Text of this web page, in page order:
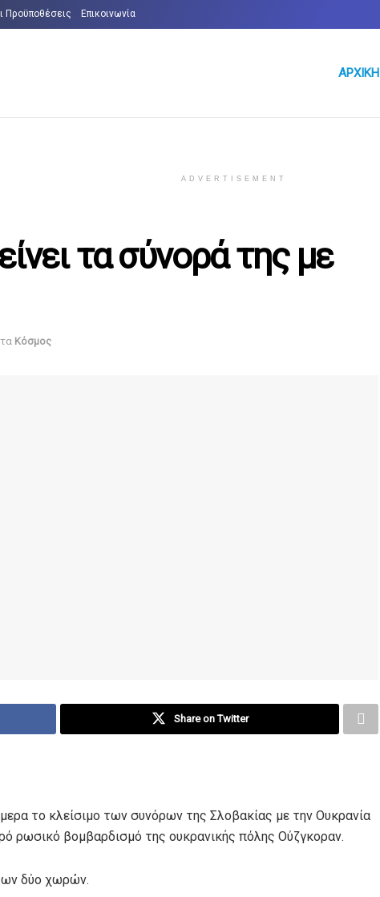
Προϋποθέσεις Επικοινωνία
ΑΡΧΙΚΉ
ADVERTISEMENT
τα σύνορά της με
Κόσμος
Share on Twitter
το κλείσιμο των συνόρων της Σλοβακίας με την Ουκρανία
ρωσικό βομβαρδισμό της ουκρανικής πόλης Ούζγκοραν.
δύο χωρών.